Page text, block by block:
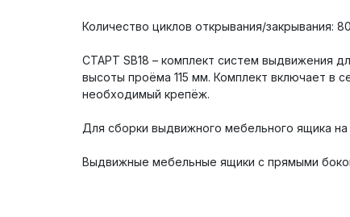
Количество циклов открывания/закрывания:
СТАРТ SB18 – комплект систем выдвижения
высоты проёма 115 мм. Комплект включает в
необходимый крепёж.
Для сборки выдвижного мебельного ящика
Выдвижные мебельные ящики с прямыми